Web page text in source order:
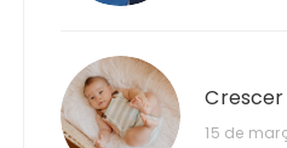
Crescer
15 de